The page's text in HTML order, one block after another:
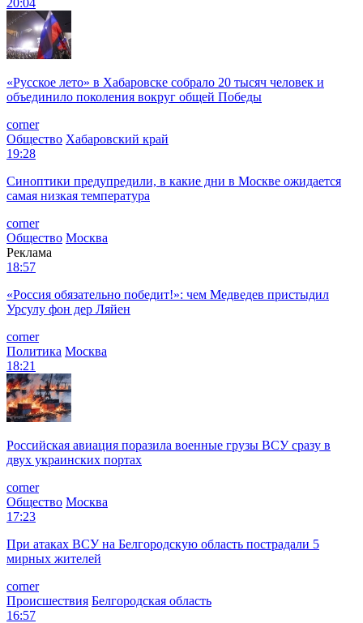
«Русское лето» в Хабаровске собрало 20 тысяч человек и
объединило поколения вокруг общей Победы
corner
Общество Хабаровский край
19:28
Синоптики предупредили, в какие дни в Москве ожидается
самая низкая температура
corner
Общество Москва
Реклама
18:57
«Россия обязательно победит!»: чем Медведев пристыдил
Урсулу фон дер Ляйен
corner
Политика Москва
18:21
Российская авиация поразила военные грузы ВСУ сразу в
двух украинских портах
corner
Общество Москва
17:23
При атаках ВСУ на Белгородскую область пострадали 5
мирных жителей
corner
Происшествия Белгородская область
16:57